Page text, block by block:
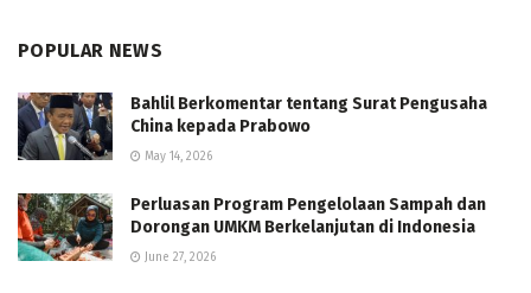
POPULAR NEWS
Bahlil Berkomentar tentang Surat Pengusaha
China kepada Prabowo
May 14, 2026
Perluasan Program Pengelolaan Sampah dan
Dorongan UMKM Berkelanjutan di Indonesia
June 27, 2026